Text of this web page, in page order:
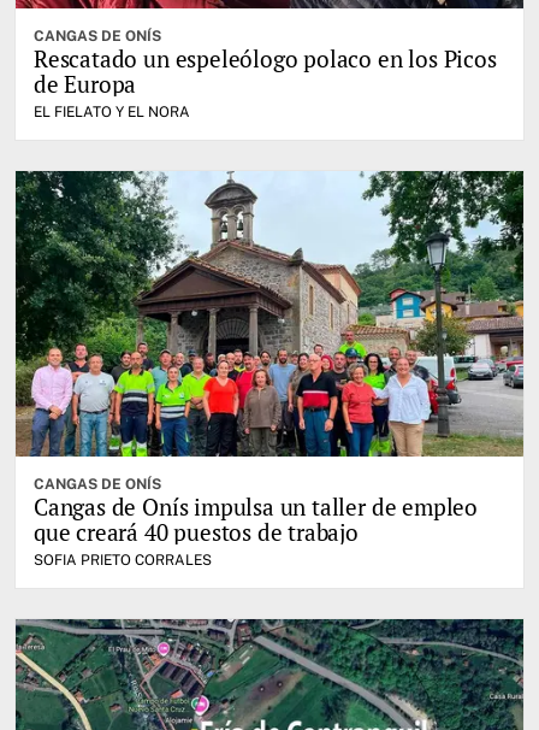
CANGAS DE ONÍS
Rescatado un espeleólogo polaco en los Picos
de Europa
EL FIELATO Y EL NORA
CANGAS DE ONÍS
Cangas de Onís impulsa un taller de empleo
que creará 40 puestos de trabajo
SOFIA PRIETO CORRALES